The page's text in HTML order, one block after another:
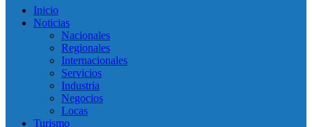
Inicio
Noticias
Nacionales
Regionales
Internacionales
Servicios
Industria
Negocios
Locas
Turismo